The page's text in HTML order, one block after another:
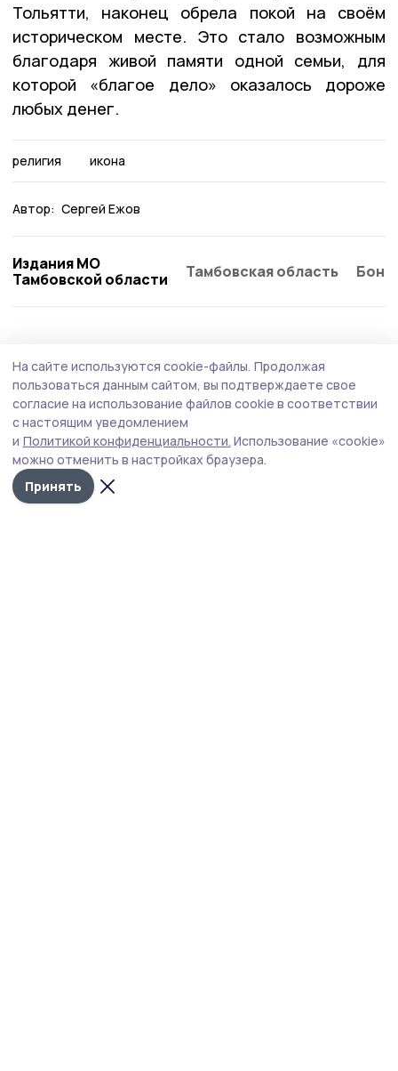
Тольятти, наконец обрела покой на своём
историческом месте. Это стало возможным
благодаря живой памяти одной семьи, для
которой «благое дело» оказалось дороже
любых денег.
религия икона
Автор: Сергей Ежов
Издания МО
Тамбовской области
Тамбовская область
Из Большого Избердея – в большие
города. Как учёный более 30 лет
развивает питомник в Петровском округе
Питомник из тамбовского села Большой Избердей
снабжает растениями столицу и Петербург. Его
основатель, кандидат сельхознаук Алексей Осипов,
рассказал, почему саженцы теперь растят в
На сайте используются cookie-файлы. Продолжая
пользоваться данным сайтом, вы подтверждаете свое
согласие на использование файлов cookie в соответствии
с настоящим уведомлением
и Политикой конфиденциальности. Использование «cookie»
можно отменить в настройках браузера.
Принять